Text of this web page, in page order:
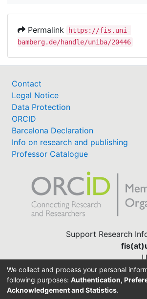
Permalink
https://fis.uni-
bamberg.de/handle/uniba/20446
Contact
Legal Notice
Data Protection
ORCID
Barcelona Declaration
Info on research and publishing
Professor Catalogue
Support Research
We collect and process your personal
following purposes: Authentication,
Acknowledgement and Statistics.